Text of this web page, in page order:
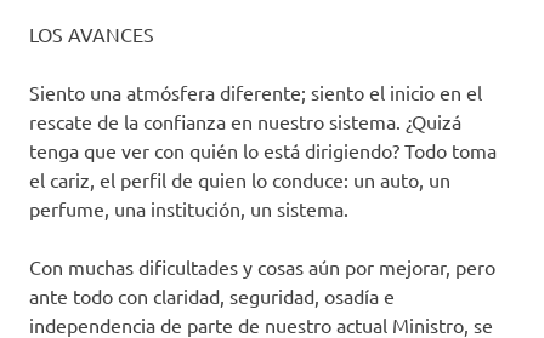
LOS AVANCES
Siento una atmósfera diferente; siento el inicio en el
rescate de la confianza en nuestro sistema. ¿Quizá
tenga que ver con quién lo está dirigiendo? Todo toma
el cariz, el perfil de quien lo conduce: un auto, un
perfume, una institución, un sistema.
Con muchas dificultades y cosas aún por mejorar, pero
ante todo con claridad, seguridad, osadía e
independencia de parte de nuestro actual Ministro, se